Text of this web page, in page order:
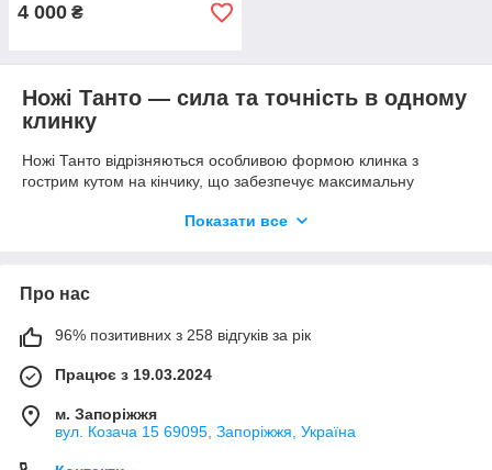
4 000 ₴
Ножі Танто — сила та точність в одному
клинку
Ножі Танто відрізняються особливою формою клинка з
гострим кутом на кінчику, що забезпечує максимальну
завдань, активного відпочинку та туризму. Високоякісні
Пробивний клинок з гострим кінчиком
Ручна робота та ексклюзивні моделі
Багато ножів Танто створюються вручну майстрами з
унікальними піхвами та кріпленнями Tek-lok або moli-lok.
Ексклюзивні версії з сталі N690 або Х12МФ привертають
Показати все
Про нас
96% позитивних з 258 відгуків за рік
Працює з 19.03.2024
м. Запоріжжя
вул. Козача 15 69095, Запоріжжя, Україна